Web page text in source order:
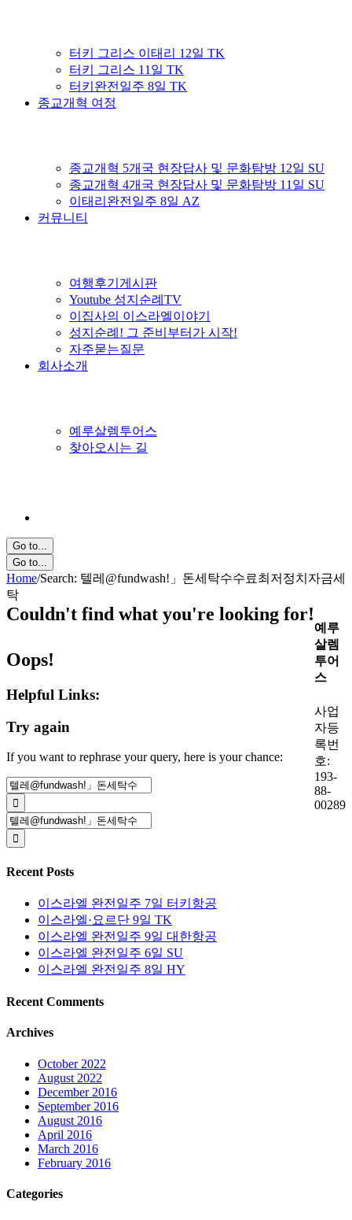
터키 그리스 이태리 12일 TK
터키 그리스 11일 TK
터키완전일주 8일 TK
종교개혁 여정
종교개혁 5개국 현장답사 및 문화탐방 12일 SU
종교개혁 4개국 현장답사 및 문화탐방 11일 SU
이태리완전일주 8일 AZ
커뮤니티
여행후기게시판
Youtube 성지순례TV
이집사의 이스라엘이야기
성지순례! 그 준비부터가 시작!
자주묻는질문
회사소개
예루살렘투어스
찾아오시는 길
Go to...
Go to...
Home/Search: 텔레@fundwashǃ」돈세탁수수료최저정치자금세
탁
Couldn't find what you're looking for!
Oops!
Helpful Links:
Try again
If you want to rephrase your query, here is your chance:
Search
for:
Search
for:
Recent Posts
이스라엘 완전일주 7일 터키항공
이스라엘·요르단 9일 TK
이스라엘 완전일주 9일 대한항공
이스라엘 완전일주 6일 SU
이스라엘 완전일주 8일 HY
Recent Comments
Archives
October 2022
August 2022
December 2016
September 2016
August 2016
April 2016
March 2016
February 2016
Categories
예루
살렘
투어
스
사업
자등
록번
호:
193-
88-
00289